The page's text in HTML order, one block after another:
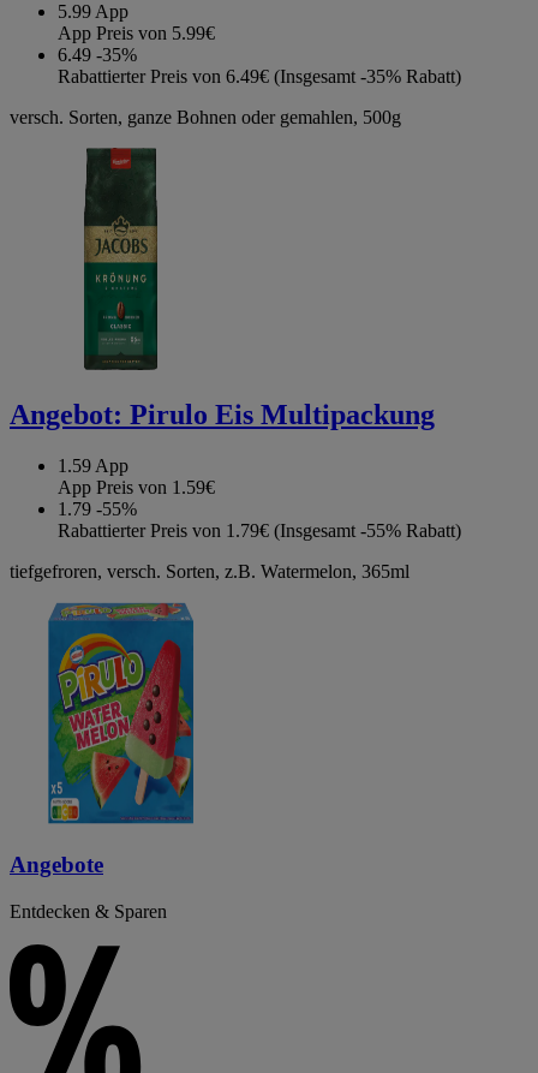
5.99 App
App Preis von 5.99€
6.49 -35%
Rabattierter Preis von 6.49€ (Insgesamt -35% Rabatt)
versch. Sorten, ganze Bohnen oder gemahlen, 500g
Angebot: Pirulo Eis Multipackung
1.59 App
App Preis von 1.59€
1.79 -55%
Rabattierter Preis von 1.79€ (Insgesamt -55% Rabatt)
tiefgefroren, versch. Sorten, z.B. Watermelon, 365ml
Angebote
Entdecken & Sparen